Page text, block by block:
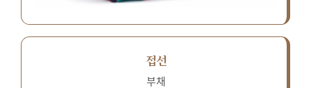
접선
부채